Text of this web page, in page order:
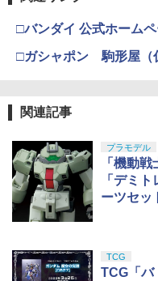
□バンダイ 公式ホーム
□ガシャポン 駒形屋（
関連記事
プラモデル
「機動
「デミ
ーツセッ
TCG
TCG「バ